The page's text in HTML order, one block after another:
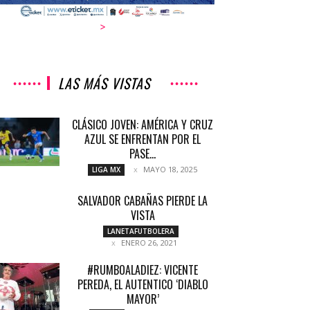
>
LAS MÁS VISTAS
CLÁSICO JOVEN: AMÉRICA Y CRUZ
AZUL SE ENFRENTAN POR EL
PASE...
LIGA MX MAYO 18, 2025
SALVADOR CABAÑAS PIERDE LA
VISTA
LANETAFUTBOLERA
ENERO 26, 2021
#RUMBOALADIEZ: VICENTE
PEREDA, EL AUTENTICO ‘DIABLO
MAYOR’